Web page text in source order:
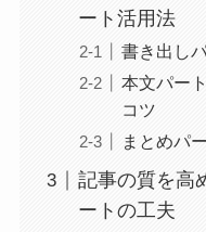
ート活用法
書き出し
本文パー
コツ
まとめパ
記事の質を高
ートの工夫